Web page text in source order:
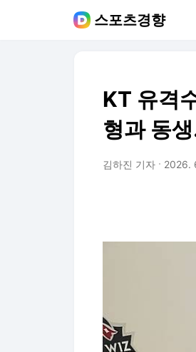
스포츠경향
KT 유격
형과 동
김하진 기자 2026.